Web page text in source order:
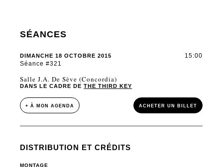
SÉANCES
DIMANCHE 18 OCTOBRE 2015
Séance #321
15:00
Salle J.A. De Sève (Concordia)
DANS LE CADRE DETHE THIRD KEY
+ À MON AGENDA ACHETER UN BILLET
DISTRIBUTION ET CRÉDITS
MONTAGE